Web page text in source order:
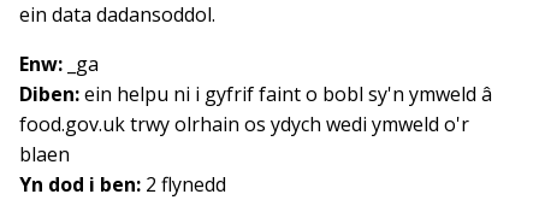
ein data dadansoddol.
Enw: _ga
Diben:ein helpu ni i gyfrif faint o bobl sy'n ymweld â
food.gov.uk trwy olrhain os ydych wedi ymweld o'r
blaen
Yn dod i ben: 2 flynedd